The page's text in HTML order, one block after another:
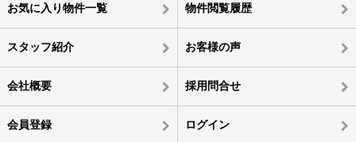
お気に入り物件一覧 物件閲覧履歴
スタッフ紹介 お客様の声
会社概要 採用問合せ
会員登録 ログイン